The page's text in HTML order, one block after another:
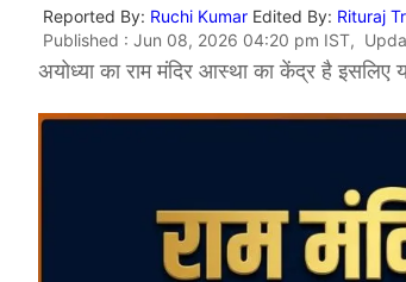
Reported By: Ruchi Kumar Edited By: Rituraj
Published : Jun 08, 2026 04:20 pm IST,
अयोध्या का राम मंदिर आस्था का केंद्र है